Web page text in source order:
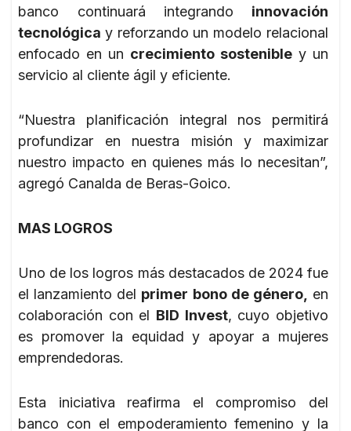
banco continuará integrando innovación
tecnológica y reforzando un modelo relacional
enfocado en un crecimiento sostenibley un
servicio al cliente ágil y eficiente.
“Nuestra planificación integral nos permitirá
profundizar en nuestra misión y maximizar
nuestro impacto en quienes más lo necesitan”,
agregó Canalda de Beras-Goico.
MAS LOGROS
Uno de los logros más destacados de 2024 fue
el lanzamiento del primer bono de género, en
colaboración con el BID Invest, cuyo objetivo
es promover la equidad y apoyar a mujeres
emprendedoras.
Esta iniciativa reafirma el compromiso del
banco con el empoderamiento femenino y la